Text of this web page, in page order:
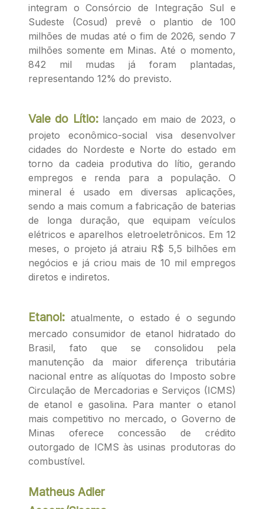
integram o Consórcio de Integração Sul e
Sudeste (Cosud) prevê o plantio de 100
milhões de mudas até o fim de 2026, sendo 7
milhões somente em Minas. Até o momento,
842 mil mudas já foram plantadas,
representando 12% do previsto.
Vale do Lítio:lançado em maio de 2023, o
projeto econômico-social visa desenvolver
cidades do Nordeste e Norte do estado em
torno da cadeia produtiva do lítio, gerando
empregos e renda para a população. O
mineral é usado em diversas aplicações,
sendo a mais comum a fabricação de baterias
de longa duração, que equipam veículos
elétricos e aparelhos eletroeletrônicos. Em 12
meses, o projeto já atraiu R$ 5,5 bilhões em
negócios e já criou mais de 10 mil empregos
diretos e indiretos.
Etanol: atualmente, o estado é o segundo
mercado consumidor de etanol hidratado do
Brasil, fato que se consolidou pela
manutenção da maior diferença tributária
nacional entre as alíquotas do Imposto sobre
Circulação de Mercadorias e Serviços (ICMS)
de etanol e gasolina. Para manter o etanol
mais competitivo no mercado, o Governo de
Minas oferece concessão de crédito
outorgado de ICMS às usinas produtoras do
combustível.
Matheus Adler